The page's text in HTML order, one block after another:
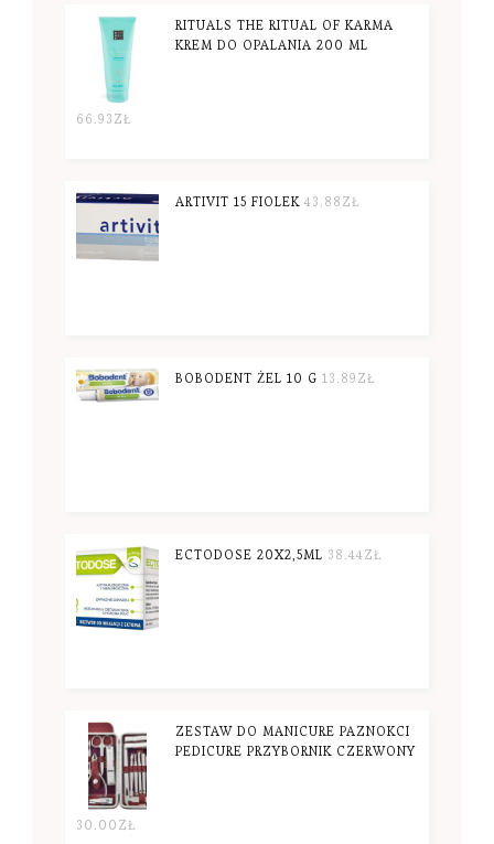
RITUALS THE RITUAL OF KARMA
KREM DO OPALANIA 200 ML
66.93 ZŁ
ARTIVIT 15 FIOLEK 43.88 ZŁ
BOBODENT ŻEL 10 G 13.89 ZŁ
ECTODOSE 20X2,5ML 38.44 ZŁ
ZESTAW DO MANICURE PAZNOKCI
PEDICURE PRZYBORNIK CZERWONY
30.00 ZŁ